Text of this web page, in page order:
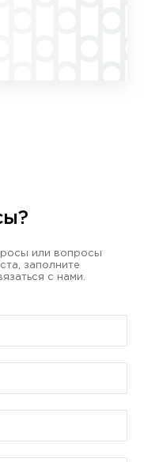
или вопросы
заполните
с нами.